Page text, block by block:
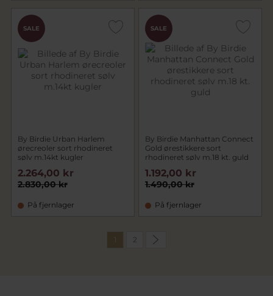
SALE
By Birdie Urban Harlem
ørecreoler sort rhodineret
sølv m.14kt kugler
2.830,00 kr
2.264,00 kr
På fjernlager
SALE
By Birdie Manhattan Connect
Gold ørestikkere sort
rhodineret sølv m.18 kt. guld
1.490,00 kr
1.192,00 kr
På fjernlager
1 2